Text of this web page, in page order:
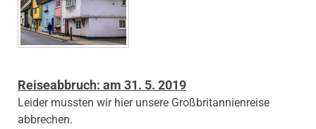
Reiseabbruch: am 31. 5. 2019
Leider mussten wir hier unsere Großbritannienreise
abbrechen.